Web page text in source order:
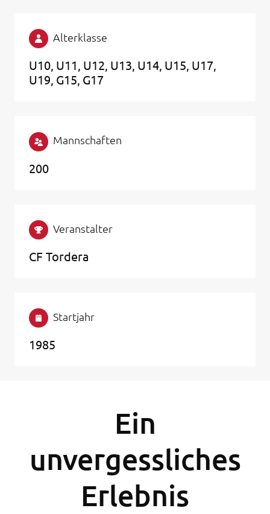
Alterklasse
U10 U11 U12 U13 U14 U15 U17
U19 G15 G17
Mannschaften
200
Veranstalter
CF Tordera
Startjahr
1985
Ein
unvergessliches
Erlebnis